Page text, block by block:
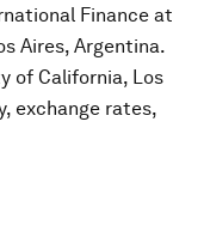
Finance at
Aires, Argentina.
of California, Los
exchange rates,